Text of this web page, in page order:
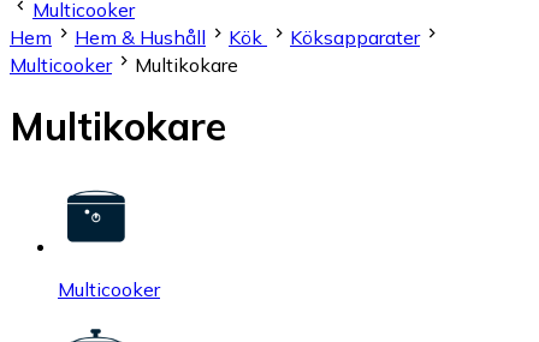
Multicooker
Hem
Hem & Hushåll Kök
Köksapparater
Multicooker
Multikokare
Multikokare
Multicooker